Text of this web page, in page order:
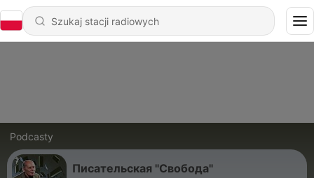
Podcasty
Писательская "Свобода"